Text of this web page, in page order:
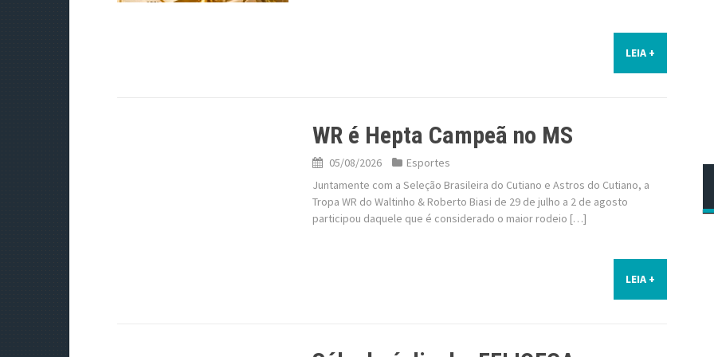
LEIA +
WR é Hepta Campeã no MS
05/08/2026
Esportes
Juntamente com a Seleção Brasileira do Cutiano e Astros do Cutiano, a
Tropa WR do Waltinho & Roberto Biasi de 29 de julho a 2 de agosto
participou daquele que é considerado o maior rodeio […]
LEIA +